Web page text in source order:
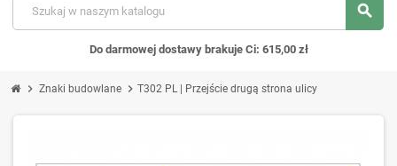
search
Do darmowej dostawy brakuje Ci: 615,00 zł
chevron_right Znaki budowlane chevron_right T302 PL | Przejście drugą strona ulicy